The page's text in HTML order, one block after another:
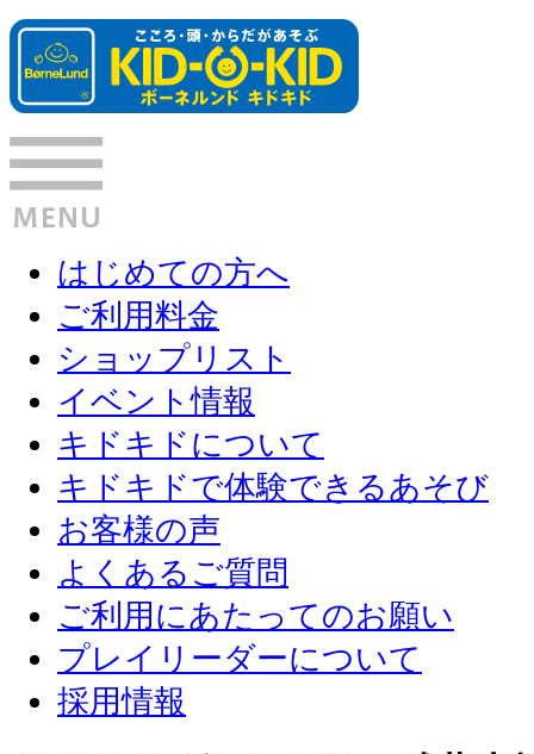
はじめての方へ
ご利用料金
ショップリスト
イベント情報
キドキドについて
キドキドで体験できるあそび
お客様の声
よくあるご質問
ご利用にあたってのお願い
プレイリーダーについて
採用情報